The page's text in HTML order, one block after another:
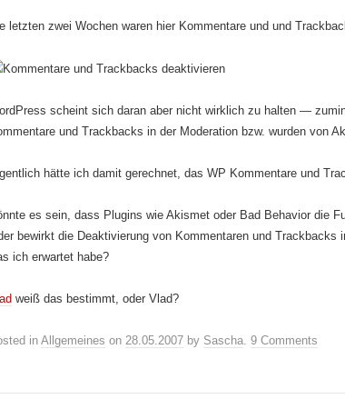
letzten zwei Wochen waren hier Kommentare und und
scheint sich daran aber nicht wirklich zu halten —
und Trackbacks in der Moderation bzw. wurden von
hätte ich damit gerechnet, das WP Kommentare und
es sein, dass Plugins wie Akismet oder Bad Behavior die
bewirkt die Deaktivierung von Kommentaren und Trackbacks
ich erwartet habe?
weiß das bestimmt, oder Vlad?
inAllgemeines on 28.05.2007 by Sascha. 9 Comments